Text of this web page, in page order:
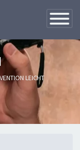
Toggle
LEICHT